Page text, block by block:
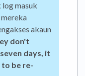
log masuk
mereka
akaun
don't
days, it
be re-